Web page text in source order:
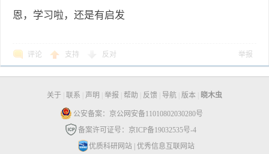
恩，学习啦，还是有启发
评论 支持 反对 举报
关于 联系 声明 举报 帮助 反馈 导航 版本 晓木虫
公安备案：京公网安备11010802030280号
备案许可证号：京ICP备19032535号-4
优质科研网站| 优秀信息互联网站